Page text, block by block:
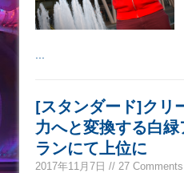
[スタンダード]クリ
力へと変換する白
ランにて上位に
2017年11月7日 // 27 Comments